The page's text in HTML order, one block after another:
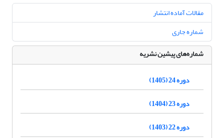
مقالات آماده انتشار
شماره جاری
شماره‌های پیشین نشریه
دوره 24 (1405)
دوره 23 (1404)
دوره 22 (1403)